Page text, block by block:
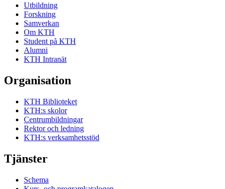
Utbildning
Forskning
Samverkan
Om KTH
Student på KTH
Alumni
KTH Intranät
Organisation
KTH Biblioteket
KTH:s skolor
Centrumbildningar
Rektor och ledning
KTH:s verksamhetsstöd
Tjänster
Schema